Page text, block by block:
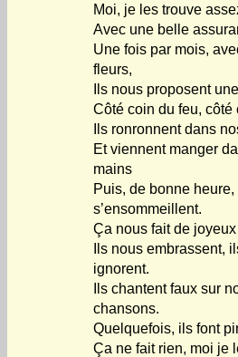
Moi, je les trouve
Avec une belle
Une fois par mois,
fleurs,
Ils nous proposent
Côté coin du feu,
Ils ronronnent dans
Et viennent manger
mains
Puis, de bonne heure,
s’ensommeillent.
Ça nous fait de
Ils nous embrassent,
ignorent.
Ils chantent faux sur
chansons.
Quelquefois, ils font
Ça ne fait rien, moi je